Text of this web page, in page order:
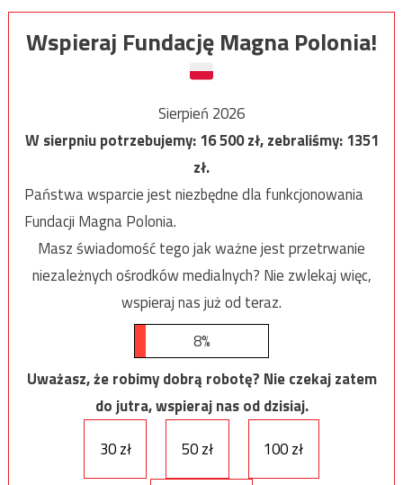
Wspieraj Fundację Magna Polonia!
Sierpień 2026
W sierpniu potrzebujemy:16 500zł, zebraliśmy:1351
zł.
Państwa wsparcie jest niezbędne dla funkcjonowania
Fundacji Magna Polonia.
Masz świadomość tego jak ważne jest przetrwanie
niezależnych ośrodków medialnych? Nie zwlekaj więc,
wspieraj nas już od teraz.
8%
Uważasz, że robimy dobrą robotę? Nie czekaj zatem
do jutra, wspieraj nas od dzisiaj.
30 zł
50 zł 100 zł